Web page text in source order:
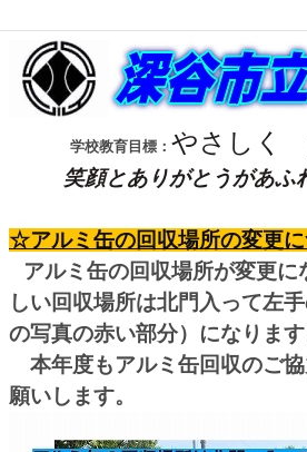
学校教育目標： やさしく
笑顔とありがとうがあふ
☆アルミ缶の回収場所の変更
アルミ缶の回収場所が変更に
しい回収場所は北門入って左
の写真の赤い部分）になります
本年度もアルミ缶回収のご
願いします。